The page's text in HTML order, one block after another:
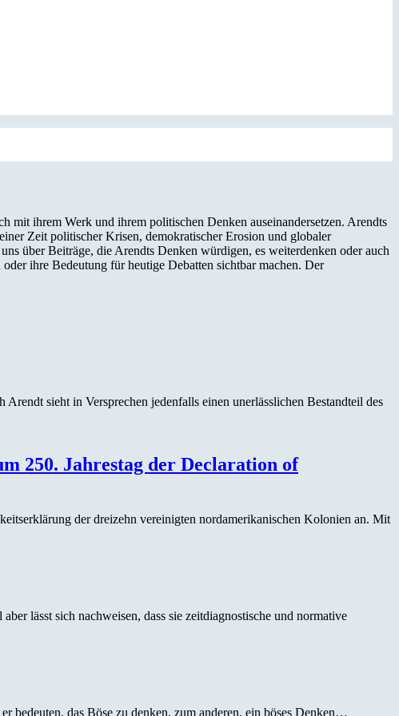
mit ihrem Werk und ihrem politischen Denken auseinandersetzen. Arendts
Zeit politischer Krisen, demokratischer Erosion und globaler
über Beiträge, die Arendts Denken würdigen, es weiterdenken oder auch
ihre Bedeutung für heutige Debatten sichtbar machen. Der
sieht in Versprechen jedenfalls einen unerlässlichen Bestandteil des
250. Jahrestag der Declaration of
der dreizehn vereinigten nordamerikanischen Kolonien an. Mit
lässt sich nachweisen, dass sie zeitdiagnostische und normative
bedeuten, das Böse zu denken, zum anderen, ein böses Denken…